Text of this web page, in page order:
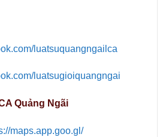
luatsuquangngailca
luatsugioiquangngai
Quảng Ngãi
maps.app.goo.gl/